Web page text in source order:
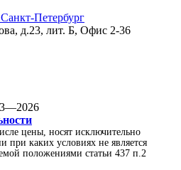
д.23, лит. Б, Офис 2-36
цены, носят исключительно
при каких условиях не является
положениями статьи 437 п.2